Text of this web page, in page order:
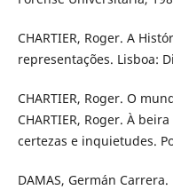
CHARTIER, Roger. A
representações. Lisboa:
CHARTIER, Roger. O
CHARTIER, Roger. À
certezas e inquietudes.
DAMAS, Germán